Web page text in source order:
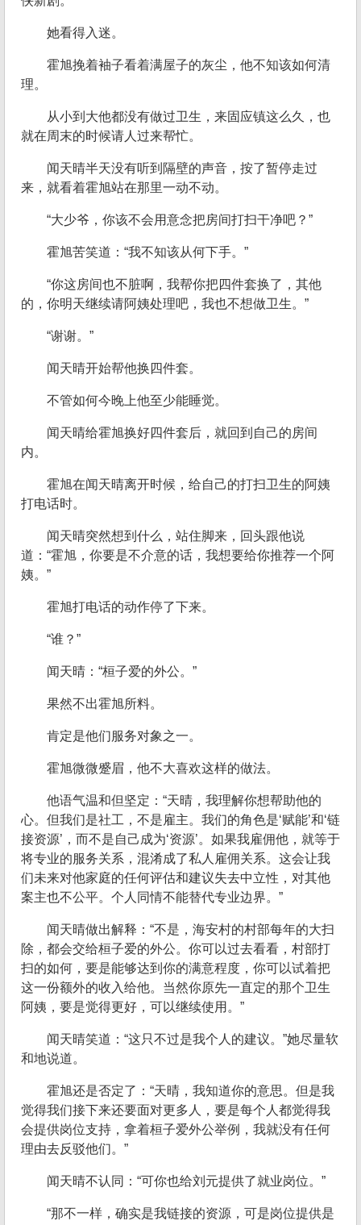
她看得入迷。
霍旭挽着袖子看着满屋子的灰尘，他不知该如何清
理。
从小到大他都没有做过卫生，来固应镇这么久，也
就在周末的时候请人过来帮忙。
闻天晴半天没有听到隔壁的声音，按了暂停走过
来，就看着霍旭站在那里一动不动。
“大少爷，你该不会用意念把房间打扫干净吧？”
霍旭苦笑道：“我不知该从何下手。”
“你这房间也不脏啊，我帮你把四件套换了，其他
的，你明天继续请阿姨处理吧，我也不想做卫生。”
“谢谢。”
闻天晴开始帮他换四件套。
不管如何今晚上他至少能睡觉。
闻天晴给霍旭换好四件套后，就回到自己的房间
内。
霍旭在闻天晴离开时候，给自己的打扫卫生的阿姨
打电话时。
闻天晴突然想到什么，站住脚来，回头跟他说
道：“霍旭，你要是不介意的话，我想要给你推荐一个阿
姨。”
霍旭打电话的动作停了下来。
“谁？”
闻天晴：“桓子爱的外公。”
果然不出霍旭所料。
肯定是他们服务对象之一。
霍旭微微蹙眉，他不大喜欢这样的做法。
他语气温和但坚定：“天晴，我理解你想帮助他的
心。但我们是社工，不是雇主。我们的角色是‘赋能’和‘链
接资源’，而不是自己成为‘资源’。如果我雇佣他，就等于
将专业的服务关系，混淆成了私人雇佣关系。这会让我
们未来对他家庭的任何评估和建议失去中立性，对其他
案主也不公平。个人同情不能替代专业边界。”
闻天晴做出解释：“不是，海安村的村部每年的大扫
除，都会交给桓子爱的外公。你可以过去看看，村部打
扫的如何，要是能够达到你的满意程度，你可以试着把
这一份额外的收入给他。当然你原先一直定的那个卫生
阿姨，要是觉得更好，可以继续使用。”
闻天晴笑道：“这只不过是我个人的建议。”她尽量软
和地说道。
霍旭还是否定了：“天晴，我知道你的意思。但是我
觉得我们接下来还要面对更多人，要是每个人都觉得我
会提供岗位支持，拿着桓子爱外公举例，我就没有任何
理由去反驳他们。”
闻天晴不认同：“可你也给刘元提供了就业岗位。”
“那不一样，确实是我链接的资源，可是岗位提供是